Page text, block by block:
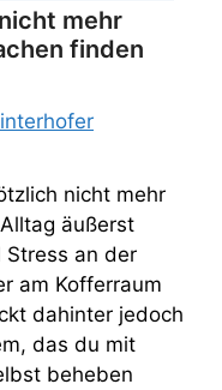
mehr
finden
nicht mehr
äußerst
Stress an der
am Kofferraum
dahinter jedoch
das du mit
beheben